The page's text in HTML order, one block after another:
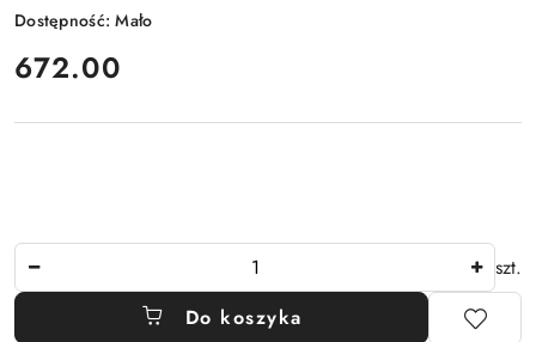
Dostępność:Mało
cena:
672.00
szt.
Do koszyka